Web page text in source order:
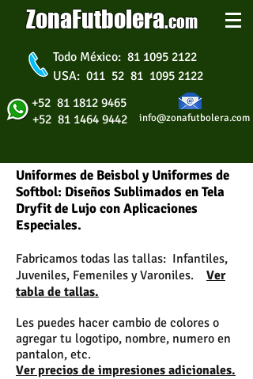
ZonaFutbolera.com
Todo México: 81 1095 2122
USA: 011 52 81 1095 2122
+52 81 1812 9465
+52 81 1464 9442
info@zonafutbolera.com
Uniformes de Beisbol y Uniformes de
Softbol: Diseños Sublimados en Tela
Dryfit de Lujo con Aplicaciones
Especiales.
Fabricamos todas las tallas: Infantiles,
Juveniles, Femeniles y Varoniles. Ver
tabla de tallas.
Les puedes hacer cambio de colores o
agregar tu logotipo, nombre, numero en
pantalon, etc.
Ver precios de impresiones adicionales.